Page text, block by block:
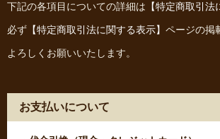
下記の各項目についての詳細は 【特定商取引法
必ず 【特定商取引法に関する表示】 ページの掲
よろしくお願いいたします。
お支払いについて